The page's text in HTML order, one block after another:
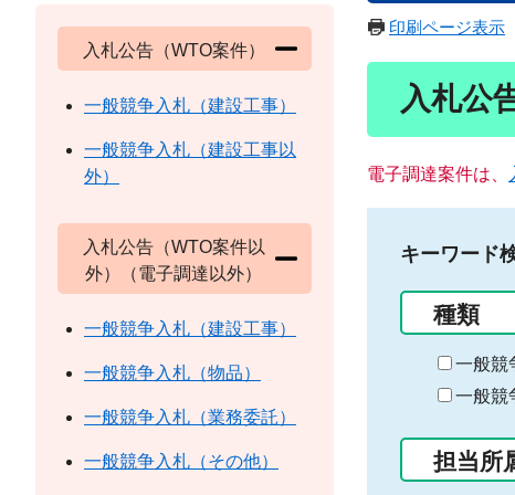
印刷ページ表示
入札公
電子調達案件は、
キーワード
種類
一般競
一般競
担当所
入札公告（WTO案件）
一般競争入札（建設工事）
一般競争入札（建設工事以
外）
入札公告（WTO案件以
外）（電子調達以外）
一般競争入札（建設工事）
一般競争入札（物品）
一般競争入札（業務委託）
一般競争入札（その他）